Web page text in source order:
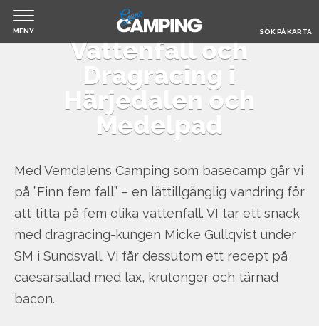
MENY
Hem
Filmer & Reportage
Husbil & Husvagn
Om Gone Camping
Boka camping
SÖK PÅ KARTA
Vattenfall och
Dragracing i
Härjedalen och
Medelpad
Med Vemdalens Camping som basecamp går vi
på ”Finn fem fall” – en lättillgänglig vandring för
att titta på fem olika vattenfall. VI tar ett snack
med dragracing-kungen Micke Gullqvist under
SM i Sundsvall. Vi får dessutom ett recept på
caesarsallad med lax, krutonger och tärnad
bacon.